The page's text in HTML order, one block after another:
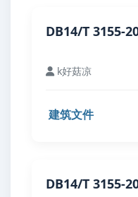
DB14/T 3155-
k好菇凉
建筑文件
DB14/T 3155-